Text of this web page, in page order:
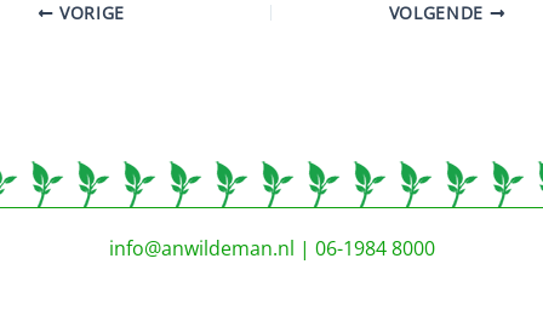
VORIGE VOLGENDE
info@anwildeman.nl | 06-1984 8000